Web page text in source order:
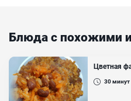
Блюда с похожими
Цветная
30минут